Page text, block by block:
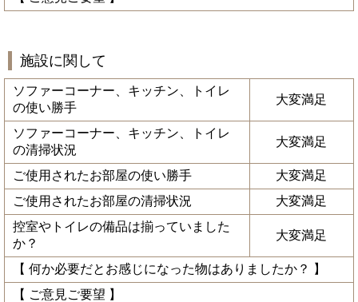
施設に関して
ソファーコーナー、キッチン、トイレ
の使い勝手
大変満足
ソファーコーナー、キッチン、トイレ
の清掃状況
大変満足
ご使用されたお部屋の使い勝手
大変満足
ご使用されたお部屋の清掃状況
大変満足
控室やトイレの備品は揃っていました
か？
大変満足
【 何か必要だとお感じになった物はありましたか？ 】
【 ご意見ご要望 】